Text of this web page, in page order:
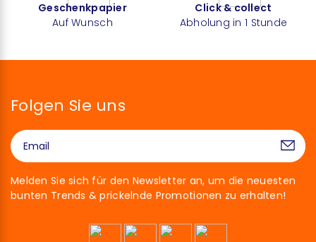
Geschenkpapier
Auf Wunsch
Click & collect
Abholung in 1 Stunde
Folgen Sie uns
Melden Sie sich für den Newsletter an, um die neuesten
bunten Trends & prickelnde Promotionen zu erhalten!